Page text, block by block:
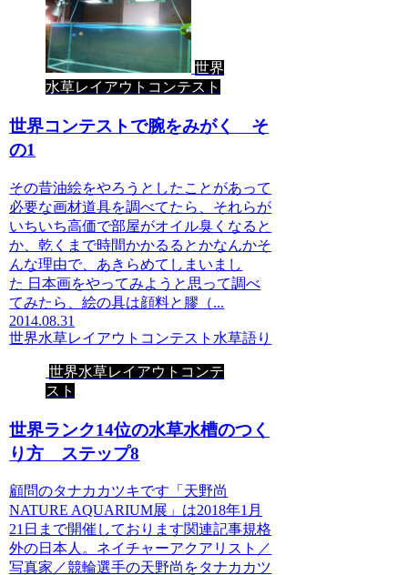
世界
水草レイアウトコンテスト
世界コンテストで腕をみがく そ
の1
その昔油絵をやろうとしたことがあって
必要な画材道具を調べてたら、それらが
いちいち高価で部屋がオイル臭くなると
か、乾くまで時間かかるるとかなんかそ
んな理由で、あきらめてしまいまし
た 日本画をやってみようと思って調べ
てみたら、絵の具は顔料と膠（...
2014.08.31
世界水草レイアウトコンテスト 水草語り
世界水草レイアウトコンテ
スト
世界ランク14位の水草水槽のつく
り方 ステップ8
顧問のタナカカツキです「天野尚
NATURE AQUARIUM展」は2018年1月
21日まで開催しております関連記事規格
外の日本人。ネイチャーアクアリスト／
写真家／競輪選手の天野尚をタナカカツ